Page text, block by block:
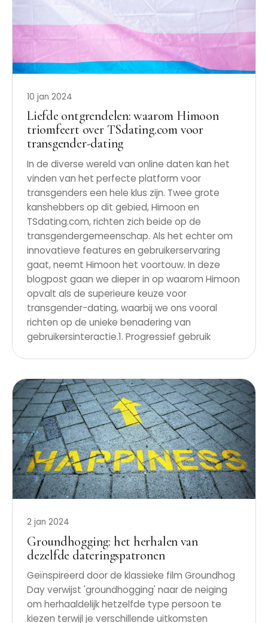
10 jan 2024
Liefde ontgrendelen: waarom Himoon
triomfeert over TSdating.com voor
transgender-dating
In de diverse wereld van online daten kan het
vinden van het perfecte platform voor
transgenders een hele klus zijn. Twee grote
kanshebbers op dit gebied, Himoon en
TSdating.com, richten zich beide op de
transgendergemeenschap. Als het echter om
innovatieve features en gebruikerservaring
gaat, neemt Himoon het voortouw. In deze
blogpost gaan we dieper in op waarom Himoon
opvalt als de superieure keuze voor
transgender-dating, waarbij we ons vooral
richten op de unieke benadering van
gebruikersinteractie.1. Progressief gebruik
2 jan 2024
Groundhogging: het herhalen van
dezelfde dateringspatronen
Geïnspireerd door de klassieke film Groundhog
Day verwijst 'groundhogging' naar de neiging
om herhaaldelijk hetzelfde type persoon te
kiezen terwijl je verschillende uitkomsten